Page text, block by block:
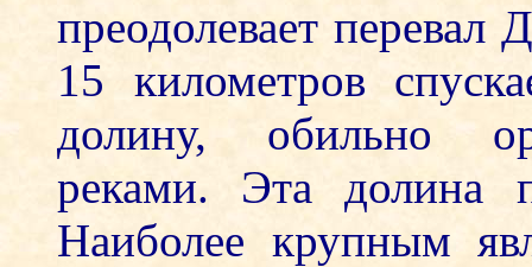
преодолевает перевал
15 километров
долину, обильно
реками. Эта долина
Наиболее крупным